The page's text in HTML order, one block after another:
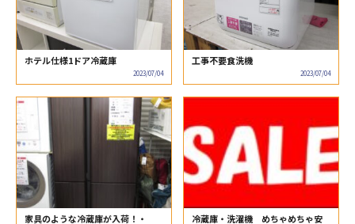
ホテル仕様1ドア冷蔵庫
2023/07/04
工事不要食洗機
2023/07/04
家具のような冷蔵庫が入荷！・
冷蔵庫・洗濯機 めちゃめちゃ安